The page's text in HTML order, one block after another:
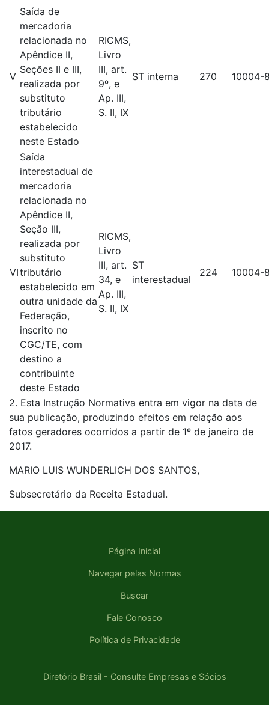
V
Saída de
mercadoria
relacionada no
Apêndice II,
Seções II e III,
realizada por
substituto
tributário
estabelecido
neste Estado
RICMS,
Livro
III, art.
9º, e
Ap. III,
S. II, IX
ST interna 270 10004-
VI
Saída
interestadual de
mercadoria
relacionada no
Apêndice II,
Seção III,
realizada por
substituto
tributário
estabelecido em
outra unidade da
Federação,
inscrito no
CGC/TE, com
destino a
contribuinte
deste Estado
RICMS,
Livro
III, art.
34, e
Ap. III,
S. II, IX
ST
interestadual
224 10004-
2. Esta Instrução Normativa entra em vigor na data de
sua publicação, produzindo efeitos em relação aos
fatos geradores ocorridos a partir de 1º de janeiro de
2017.
MARIO LUIS WUNDERLICH DOS SANTOS,
Subsecretário da Receita Estadual.
Página Inicial
Navegar pelas Normas
Buscar
Fale Conosco
Política de Privacidade
Diretório Brasil - Consulte Empresas e Sócios